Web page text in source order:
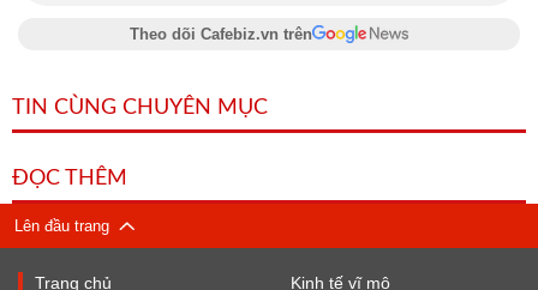
Theo dõi Cafebiz.vn trên
TIN CÙNG CHUYÊN MỤC
ĐỌC THÊM
Lên đầu trang
Trang chủ Kinh tế vĩ mô